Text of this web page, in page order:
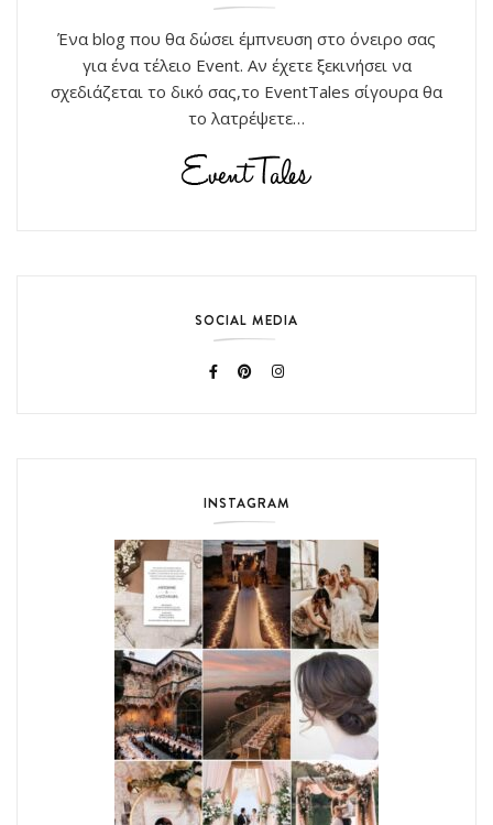
Ένα blog που θα δώσει έμπνευση στο όνειρο σας
για ένα τέλειο Event. Αν έχετε ξεκινήσει να
σχεδιάζεται το δικό σας,το EventTales σίγουρα θα
το λατρέψετε…
SOCIAL MEDIA
INSTAGRAM